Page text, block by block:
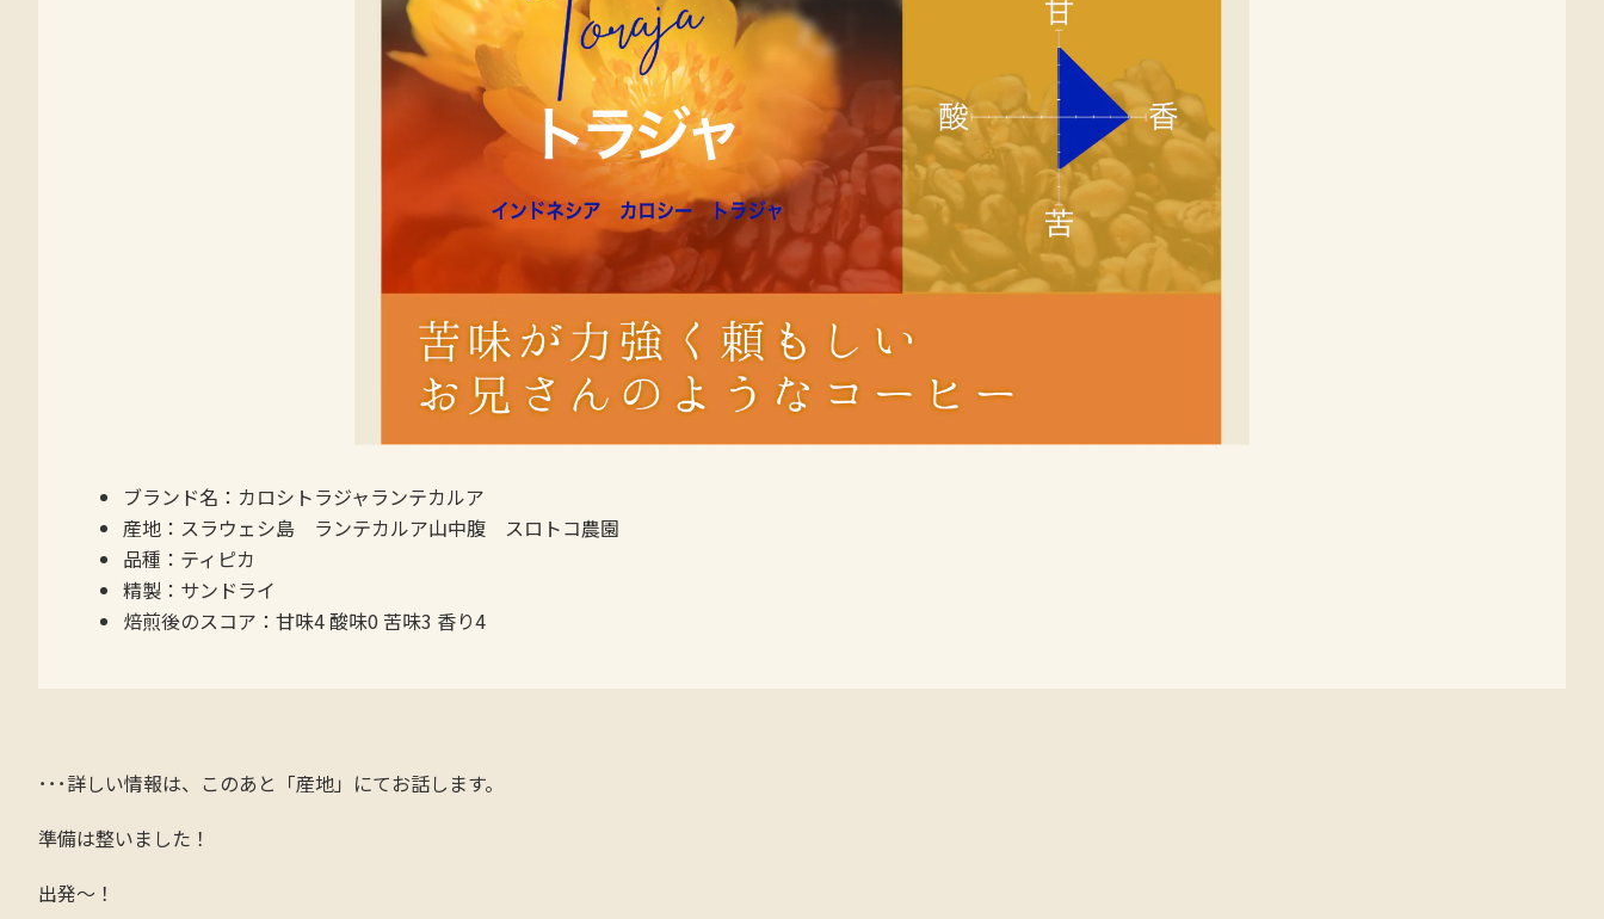
ブランド名：カロシトラジャランテカルア
産地：スラウェシ島 ランテカルア山中腹 スロトコ農園
品種：ティピカ
精製：サンドライ
焙煎後のスコア：甘味4 酸味0 苦味3 香り4
･･･詳しい情報は、このあと「産地」にてお話します。
準備は整いました！
出発〜！